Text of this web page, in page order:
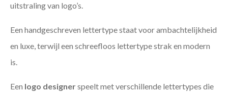
uitstraling van logo’s.
Een handgeschreven lettertype staat voor ambachtelijkheid
en luxe, terwijl een schreefloos lettertype strak en modern
is.
Een logo designerspeelt met verschillende lettertypes die